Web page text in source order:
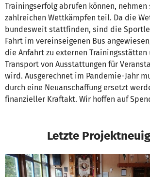
Trainingserfolg abrufen können,
zahlreichen Wettkämpfen teil. Da die
bundesweit stattfinden, sind die
Fahrt im vereinseigenen Bus
die Anfahrt zu externen Trainingsstätten
Transport von Ausstattungen für
wird. Ausgerechnet im Pandemie-Jahr
durch eine Neuanschaffung ersetzt
finanzieller Kraftakt. Wir hoffen auf
Letzte